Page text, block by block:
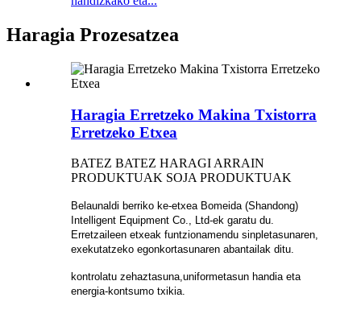
Haragia Prozesatzea
Haragia Erretzeko Makina Txistorra
Erretzeko Etxea
BATEZ BATEZ HARAGI ARRAIN
PRODUKTUAK SOJA PRODUKTUAK
Belaunaldi berriko ke-etxea Bomeida (Shandong)
Intelligent Equipment Co., Ltd-ek garatu du.
Erretzaileen etxeak funtzionamendu sinpletasunaren,
exekutatzeko egonkortasunaren abantailak ditu.
kontrolatu zehaztasuna,uniformetasun handia eta
energia-kontsumo txikia.